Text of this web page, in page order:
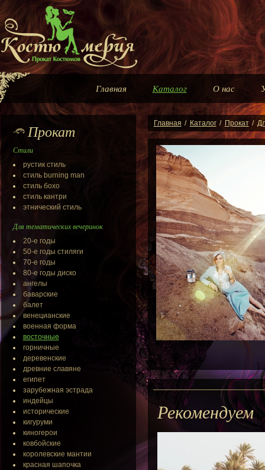
Главная Каталог О нас
Прокат
Стили
рустик стиль
стиль burning man
стиль бохо
стиль кантри
этнический стиль
Для тематических вечеринок
20-e годы
50-е годы стиляги
70-e годы
80-е годы диско
ангелы
баварские
балет
венецианские
военная форма
восточные
горничные
деревенские
древние славяне
египет
зарубежная эстрада
индейцы
исторические
кигуруми
киногерои
ковбойские
королевские мантии
красная шапочка
Главная / Каталог / Прокат /
Рекомендуем